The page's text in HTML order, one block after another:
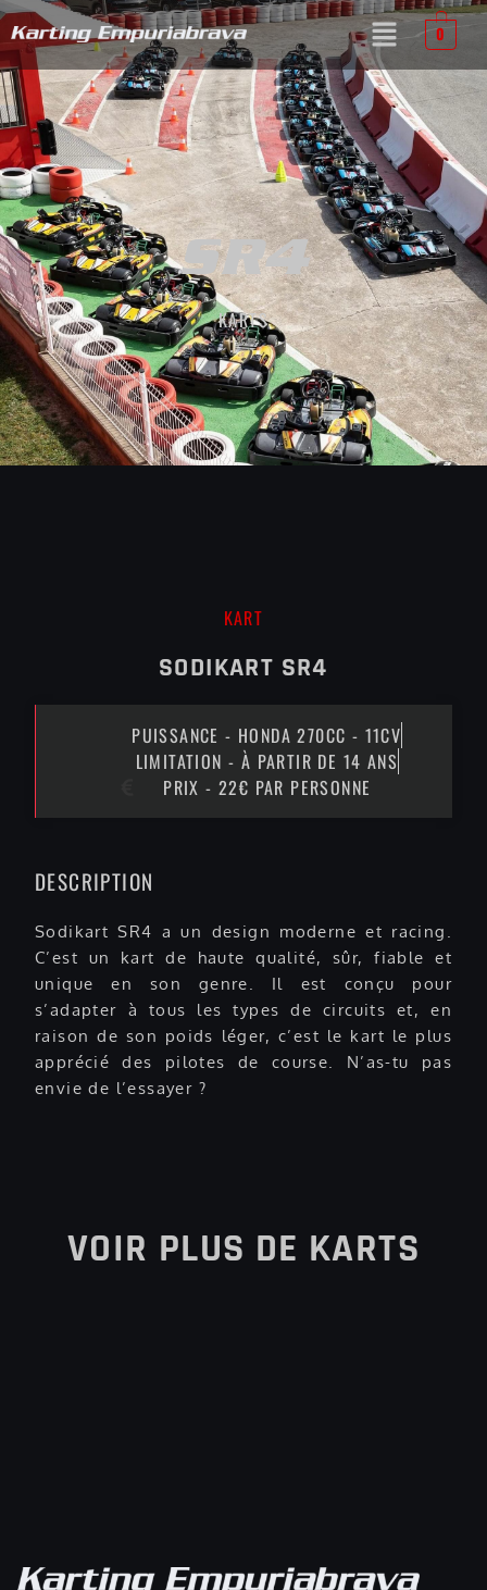
0
SR4
KARTS
KART
SODIKART SR4
PUISSANCE - HONDA 270CC - 11CV
LIMITATION - À PARTIR DE 14 ANS
PRIX - 22€ PAR PERSONNE
DESCRIPTION
Sodikart SR4 a un design moderne et racing.
C’est un kart de haute qualité, sûr, fiable et
unique en son genre. Il est conçu pour
s’adapter à tous les types de circuits et, en
raison de son poids léger, c’est le kart le plus
apprécié des pilotes de course. N’as-tu pas
envie de l’essayer ?
VOIR PLUS DE KARTS